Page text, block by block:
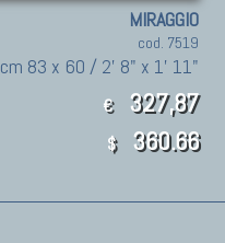
MIRAGGIO
cod. 7519
cm 83 x 60 / 2' 8" x 1' 11"
€ 327,87
$ 360.66